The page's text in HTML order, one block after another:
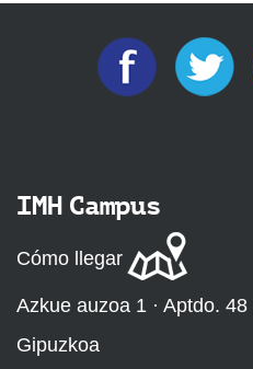
IMH Campus
Cómo llegar
Azkue auzoa 1 · Aptdo. 48
Gipuzkoa